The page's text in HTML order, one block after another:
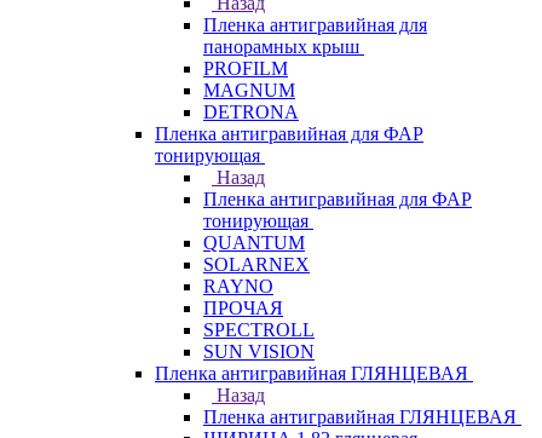
Пленка антигравийная для
панорамных крыш
PROFILM
MAGNUM
DETRONA
Пленка антигравийная для ФАР
тонирующая
Назад
Пленка антигравийная для ФАР
тонирующая
QUANTUM
SOLARNEX
RAYNO
ПРОЧАЯ
SPECTROLL
SUN VISION
Пленка антигравийная ГЛЯНЦЕВАЯ
Назад
Пленка антигравийная ГЛЯНЦЕВАЯ